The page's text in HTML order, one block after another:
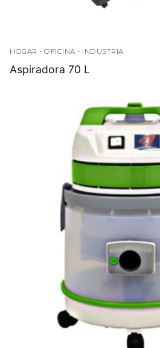
HOGAR - OFICINA - INDUSTRIA
Aspiradora 70 L